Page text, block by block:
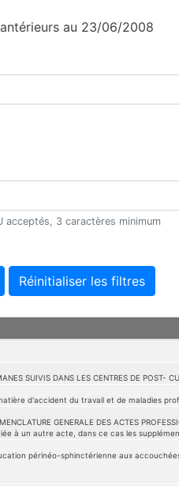
au 23/06/2008
3 caractères minimum
Réinitialiser les filtres
SUIVIS DANS LES CENTRES DE POST-
d'accident du travail et de maladies
GENERALE DES ACTES
à un autre acte, dans ce cas les
périnéo-sphinctérienne aux